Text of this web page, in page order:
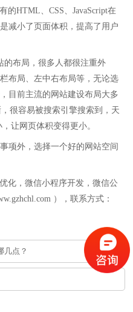
的HTML、CSS、JavaScript在
减小了页面体积，提高了用户
的布局，很多人都很注重外
布局、左中右布局等，无论选
目前主流的网站建设布局大多
很容易被搜索引擎搜索到，天
让网页体积变得更小。
项外，选择一个好的网站空间
优化，微信小程序开发，微信公
），联系方式：
几点？